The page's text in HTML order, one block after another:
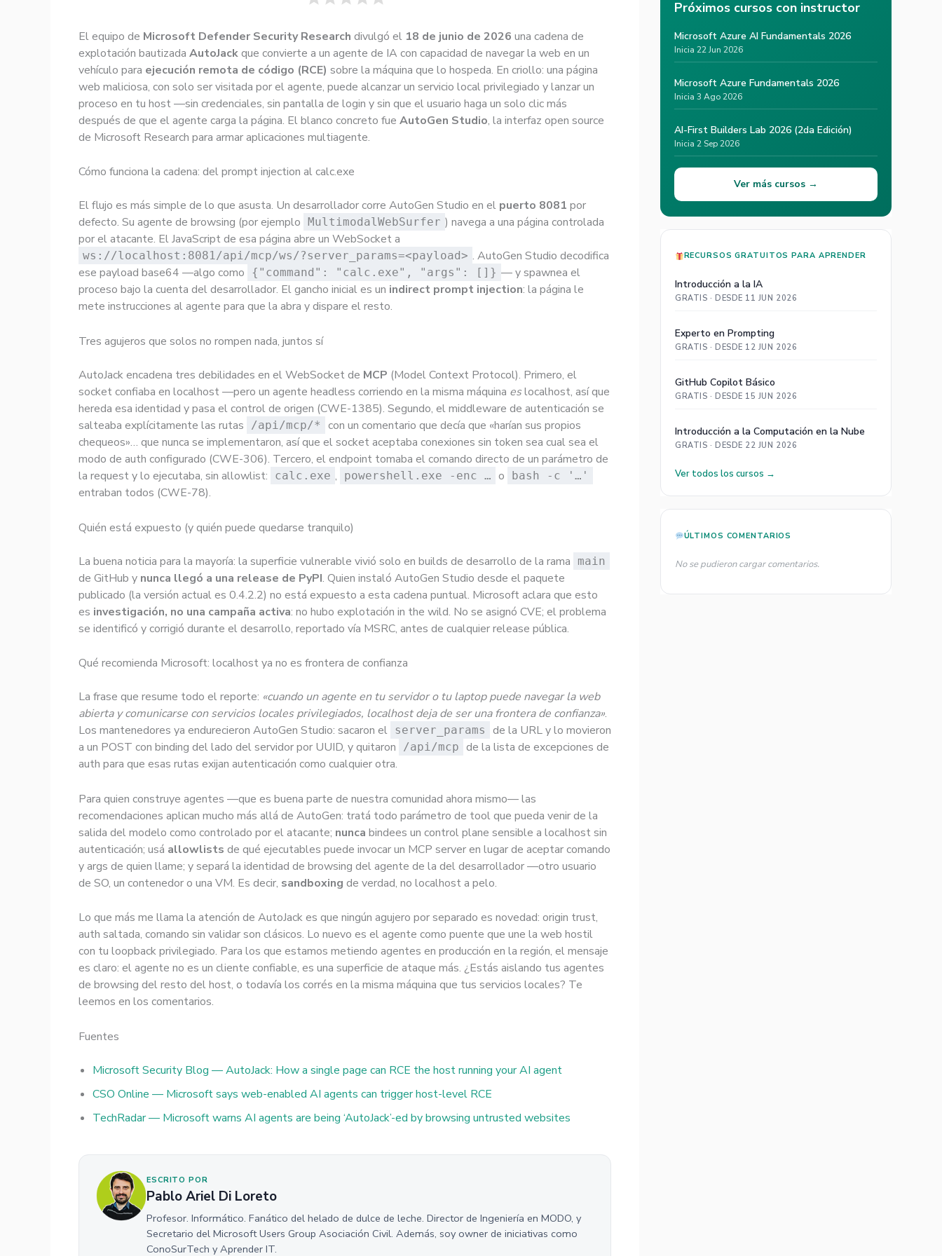
El equipo de Microsoft Defender Security Research divulgó el 18 de junio de 2026 una cadena de
explotación bautizada AutoJackque convierte a un agente de IA con capacidad de navegar la web en un
vehículo para ejecución remota de código (RCE) sobre la máquina que lo hospeda. En criollo: una página
web maliciosa, con solo ser visitada por el agente, puede alcanzar un servicio local privilegiado y lanzar un
proceso en tu host —sin credenciales, sin pantalla de login y sin que el usuario haga un solo clic más
después de que el agente carga la página. El blanco concreto fue AutoGen Studio, la interfaz open source
de Microsoft Research para armar aplicaciones multiagente.
Cómo funciona la cadena: del prompt injection al calc.exe
El flujo es más simple de lo que asusta. Un desarrollador corre AutoGen Studio en el puerto 8081 por
defecto. Su agente de browsing (por ejemplo
MultimodalWebSurfer ) navega a una página controlada
por el atacante. El JavaScript de esa página abre un WebSocket a
ws://localhost:8081/api/mcp/ws/?server_params=<payload> . AutoGen Studio decodifica
ese payload base64 —algo como
{"command": "calc.exe", "args": []} — y spawnea el
proceso bajo la cuenta del desarrollador. El gancho inicial es un indirect prompt injection: la página le
mete instrucciones al agente para que la abra y dispare el resto.
Tres agujeros que solos no rompen nada, juntos sí
AutoJack encadena tres debilidades en el WebSocket de MCP (Model Context Protocol). Primero, el
socket confiaba en localhost —pero un agente headless corriendo en la misma máquina eslocalhost, así que
hereda esa identidad y pasa el control de origen (CWE-1385). Segundo, el middleware de autenticación se
salteaba explícitamente las rutas
/api/mcp/*
con un comentario que decía que «harían sus propios
chequeos»… que nunca se implementaron, así que el socket aceptaba conexiones sin token sea cual sea el
modo de auth configurado (CWE-306). Tercero, el endpoint tomaba el comando directo de un parámetro de
la request y lo ejecutaba, sin allowlist:
calc.exe , powershell.exe -enc … o bash -c '…'
entraban todos (CWE-78).
Quién está expuesto (y quién puede quedarse tranquilo)
La buena noticia para la mayoría: la superficie vulnerable vivió solo en builds de desarrollo de la rama main
de GitHub y nunca llegó a una release de PyPI. Quien instaló AutoGen Studio desde el paquete
publicado (la versión actual es 0.4.2.2) no está expuesto a esta cadena puntual. Microsoft aclara que esto
es investigación, no una campaña activa: no hubo explotación in the wild. No se asignó CVE; el problema
se identificó y corrigió durante el desarrollo, reportado vía MSRC, antes de cualquier release pública.
Qué recomienda Microsoft: localhost ya no es frontera de confianza
La frase que resume todo el reporte: «cuando un agente en tu servidor o tu laptop puede navegar la web
abierta y comunicarse con servicios locales privilegiados, localhost deja de ser una frontera de confianza».
Los mantenedores ya endurecieron AutoGen Studio: sacaron el server_params
de la URL y lo movieron
a un POST con binding del lado del servidor por UUID, y quitaron
/api/mcp de la lista de excepciones de
auth para que esas rutas exijan autenticación como cualquier otra.
Para quien construye agentes —que es buena parte de nuestra comunidad ahora mismo— las
recomendaciones aplican mucho más allá de AutoGen: tratá todo parámetro de tool que pueda venir de la
salida del modelo como controlado por el atacante; nunca bindees un control plane sensible a localhost sin
autenticación; usá allowlists de qué ejecutables puede invocar un MCP server en lugar de aceptar comando
y args de quien llame; y separá la identidad de browsing del agente de la del desarrollador —otro usuario
de SO, un contenedor o una VM. Es decir, sandboxing de verdad, no localhost a pelo.
Lo que más me llama la atención de AutoJack es que ningún agujero por separado es novedad: origin trust,
auth saltada, comando sin validar son clásicos. Lo nuevo es el agente como puente que une la web hostil
con tu loopback privilegiado. Para los que estamos metiendo agentes en producción en la región, el mensaje
es claro: el agente no es un cliente confiable, es una superficie de ataque más. ¿Estás aislando tus agentes
de browsing del resto del host, o todavía los corrés en la misma máquina que tus servicios locales? Te
leemos en los comentarios.
Fuentes
Microsoft Security Blog — AutoJack: How a single page can RCE the host running your AI agent
CSO Online — Microsoft says web-enabled AI agents can trigger host-level RCE
TechRadar — Microsoft warns AI agents are being ‘AutoJack’-ed by browsing untrusted websites
ESCRITO POR
Pablo Ariel Di Loreto
Profesor. Informático. Fanático del helado de dulce de leche. Director de Ingeniería en MODO, y
Secretario del Microsoft Users Group Asociación Civil. Además, soy owner de iniciativas como
ConoSurTech y Aprender IT.
Próximos cursos con instructor
Microsoft Azure AI Fundamentals 2026
Inicia 22 Jun 2026
Microsoft Azure Fundamentals 2026
Inicia 3 Ago 2026
AI-First Builders Lab 2026 (2da Edición)
Inicia 2 Sep 2026
Ver más cursos →
RECURSOS GRATUITOS PARA APRENDER
Introducción a la IA
GRATIS · DESDE 11 JUN 2026
Experto en Prompting
GRATIS · DESDE 12 JUN 2026
GitHub Copilot Básico
GRATIS · DESDE 15 JUN 2026
Introducción a la Computación en la Nube
GRATIS · DESDE 22 JUN 2026
Ver todos los cursos →
ÚLTIMOS COMENTARIOS
No se pudieron cargar comentarios.